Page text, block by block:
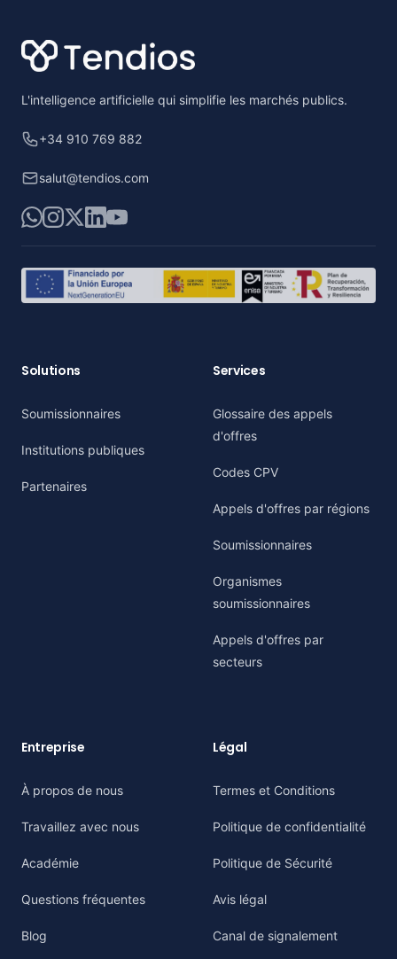
L'intelligence artificielle qui simplifie les marchés publics.
+34 910 769 882
salut@tendios.com
WhatsApp
Instagram
X LinkedIn
YouTube
Solutions
Soumissionnaires
Institutions publiques
Partenaires
Services
Glossaire des appels
d'offres
Codes CPV
Appels d'offres par régions
Soumissionnaires
Organismes
soumissionnaires
Appels d'offres par
secteurs
Entreprise
À propos de nous
Travaillez avec nous
Académie
Questions fréquentes
Blog
Légal
Termes et Conditions
Politique de confidentialité
Politique de Sécurité
Avis légal
Canal de signalement